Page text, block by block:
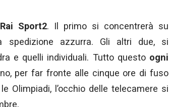
Sport2. Il primo si concentrerà su
spedizione azzurra. Gli altri due, si
e quelli individuali. Tutto questo ogni
per far fronte alle cinque ore di fuso
Olimpiadi, l’occhio delle telecamere si